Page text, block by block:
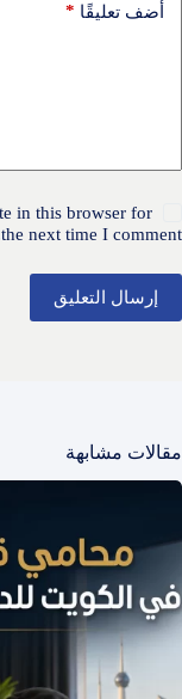
أضف تعليقًا *
in this browser for
the next time I comment.
إرسال التعليق
مقالات مشابهة